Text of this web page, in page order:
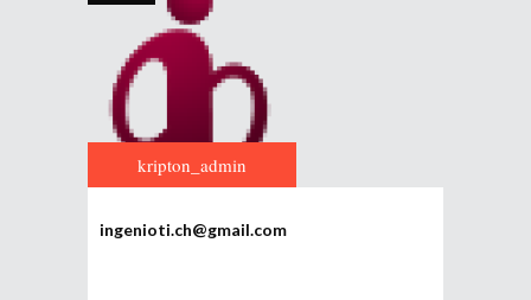
kripton_admin
ingenioti.ch@gmail.com